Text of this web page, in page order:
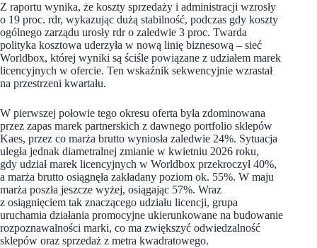
Z raportu wynika, że koszty sprzedaży i administracji wzrosły
o 19 proc. rdr, wykazując dużą stabilność, podczas gdy koszty
ogólnego zarządu urosły rdr o zaledwie 3 proc. Twarda
polityka kosztowa uderzyła w nową linię biznesową – sieć
Worldbox, której wyniki są ściśle powiązane z udziałem marek
licencyjnych w ofercie. Ten wskaźnik sekwencyjnie wzrastał
na przestrzeni kwartału.
W pierwszej połowie tego okresu oferta była zdominowana
przez zapas marek partnerskich z dawnego portfolio sklepów
Kaes, przez co marża brutto wyniosła zaledwie 24%. Sytuacja
uległa jednak diametralnej zmianie w kwietniu 2026 roku,
gdy udział marek licencyjnych w Worldbox przekroczył 40%,
a marża brutto osiągnęła zakładany poziom ok. 55%. W maju
marża poszła jeszcze wyżej, osiągając 57%. Wraz
z osiągnięciem tak znaczącego udziału licencji, grupa
uruchamia działania promocyjne ukierunkowane na budowanie
rozpoznawalności marki, co ma zwiększyć odwiedzalność
sklepów oraz sprzedaż z metra kwadratowego.